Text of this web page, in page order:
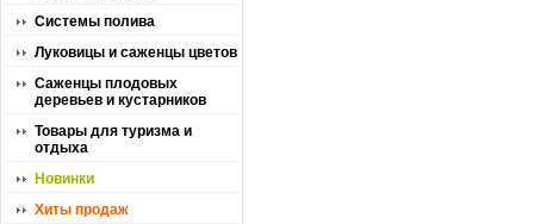
Системы полива
Луковицы и саженцы цветов
Саженцы плодовых
деревьев и кустарников
Товары для туризма и
отдыха
Новинки
Хиты продаж